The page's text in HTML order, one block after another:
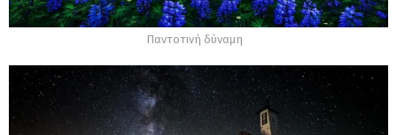
Παντοτινή δύναμη